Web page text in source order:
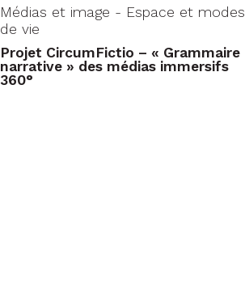
Médias et image - Espace et modes
de vie
Projet CircumFictio – « Grammaire
narrative » des médias immersifs
360°